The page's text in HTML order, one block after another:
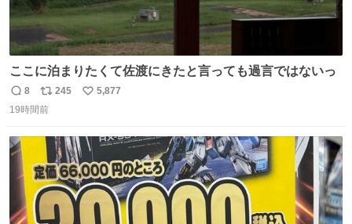
ここに泊まりたくて佐渡にきたと言っても過言ではないっ
返
信
8
リ
ポ
ト
数
245
い
数
5,877
19時間前